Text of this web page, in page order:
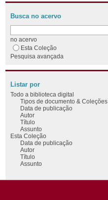
Busca no acervo
no acervo
Esta Coleção
Pesquisa avançada
Listar por
Todo a biblioteca digital
Tipos de documento & Coleções
Data de publicação
Autor
Título
Assunto
Esta Coleção
Data de publicação
Autor
Título
Assunto